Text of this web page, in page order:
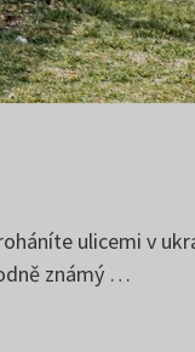
ulicemi v
známý …